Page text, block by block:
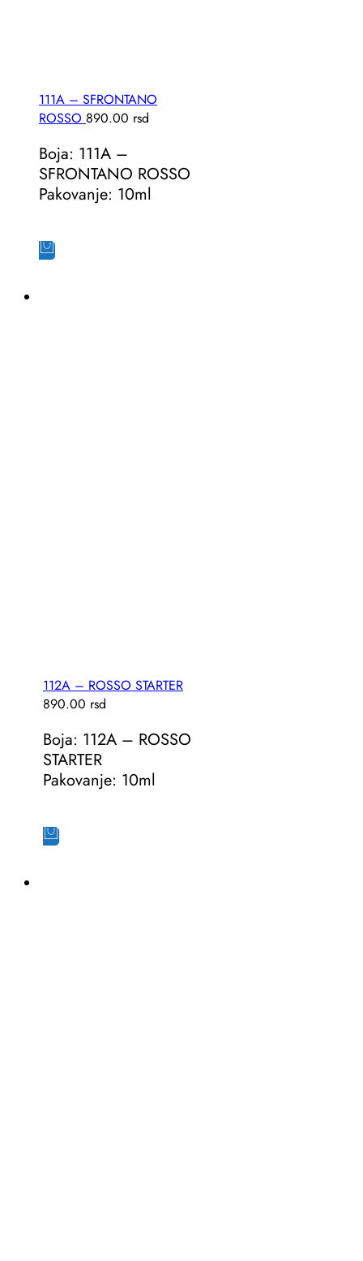
111A – SFRONTANO
ROSSO 890.00 rsd
Boja: 111A –
SFRONTANO ROSSO
Pakovanje: 10ml
112A – ROSSO STARTER
890.00 rsd
Boja: 112A – ROSSO
STARTER
Pakovanje: 10ml